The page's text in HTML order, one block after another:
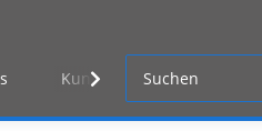
Kunden Log-in